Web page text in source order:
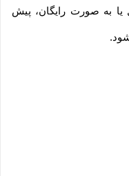
به صورت رایگان، پیش